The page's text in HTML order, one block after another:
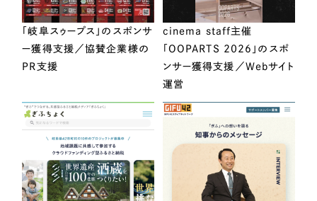
「岐阜スゥープス」のスポンサ
ー獲得支援／協賛企業様の
PR支援
cinema staff主催
「OOPARTS 2026」のスポ
ンサー獲得支援／Webサイト
運営